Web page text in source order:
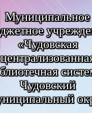
Муниципальное
«Чудовская
Чудовский